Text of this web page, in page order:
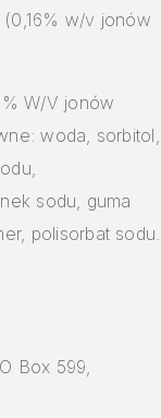
w/v jonów
W/V jonów
woda, sorbitol,
sodu, guma
polisorbat sodu.
Box 599,